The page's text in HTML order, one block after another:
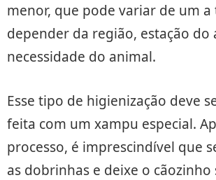
menor, que pode variar de um a
depender da região, estação do
necessidade do animal.
Esse tipo de higienização deve
feita com um xampu especial.
processo, é imprescindível que
as dobrinhas e deixe o cãozinho